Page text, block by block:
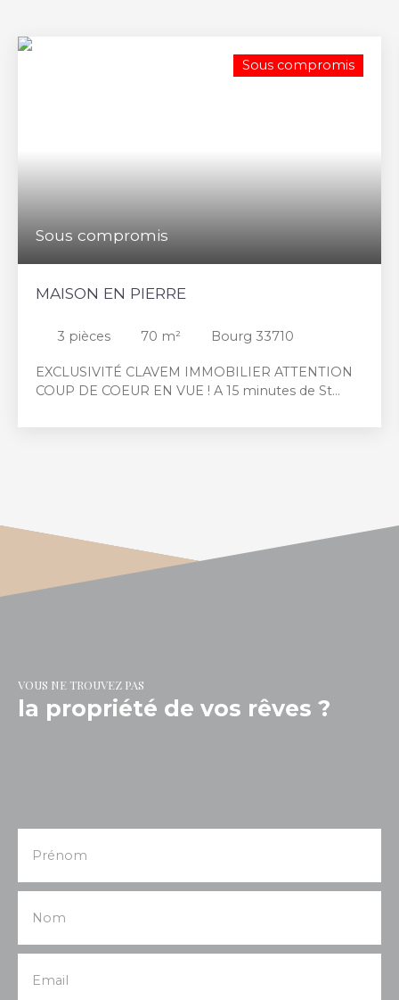
Sous compromis
Sous compromis
MAISON EN PIERRE
3 pièces 70 m² Bourg 33710
EXCLUSIVITÉ CLAVEM IMMOBILIER ATTENTION
COUP DE COEUR EN VUE ! A 15 minutes de St
Bourg sur Gironde nous vous invitons à découvrir
à vivre avec une cuisine aménagée équipée, 2
chambres, une mezzanine, une salle d'eau et un
sous-sol complet. La climatisation réversible
VOUS NE TROUVEZ PAS
la propriété de vos rêves ?
Prénom
Nom
Email